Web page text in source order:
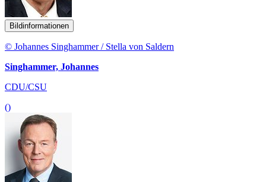
Bildinformationen
© Johannes Singhammer / Stella von Saldern
Singhammer, Johannes
CDU/CSU
()